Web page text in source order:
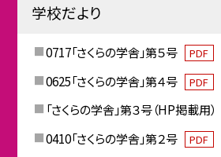
学校だより
0717「さくらの学舎」第５号 PDF
0625「さくらの学舎」第４号
PDF
「さくらの学舎」第３号（HP掲載用）
0410「さくらの学舎」第２号 PDF